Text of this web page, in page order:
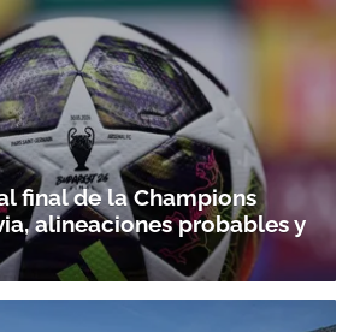
final de la Champions
alineaciones probables y